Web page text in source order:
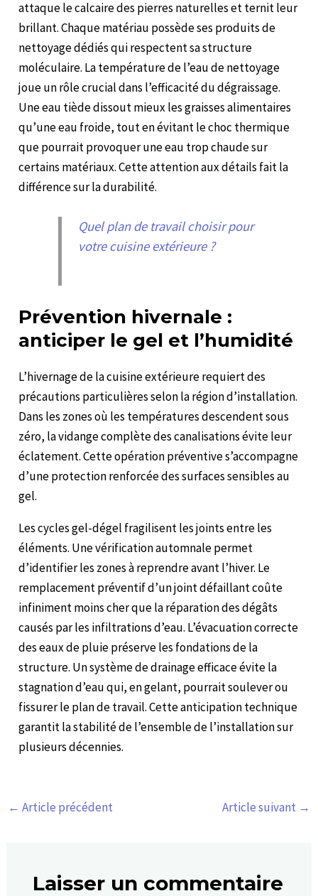
attaque le calcaire des pierres naturelles et ternit leur
brillant. Chaque matériau possède ses produits de
nettoyage dédiés qui respectent sa structure
moléculaire. La température de l’eau de nettoyage
joue un rôle crucial dans l’efficacité du dégraissage.
Une eau tiède dissout mieux les graisses alimentaires
qu’une eau froide, tout en évitant le choc thermique
que pourrait provoquer une eau trop chaude sur
certains matériaux. Cette attention aux détails fait la
différence sur la durabilité.
Quel plan de travail choisir pour
votre cuisine extérieure ?
Prévention hivernale :
anticiper le gel et l’humidité
L’hivernage de la cuisine extérieure requiert des
précautions particulières selon la région d’installation.
Dans les zones où les températures descendent sous
zéro, la vidange complète des canalisations évite leur
éclatement. Cette opération préventive s’accompagne
d’une protection renforcée des surfaces sensibles au
gel.
Les cycles gel-dégel fragilisent les joints entre les
éléments. Une vérification automnale permet
d’identifier les zones à reprendre avant l’hiver. Le
remplacement préventif d’un joint défaillant coûte
infiniment moins cher que la réparation des dégâts
causés par les infiltrations d’eau. L’évacuation correcte
des eaux de pluie préserve les fondations de la
structure. Un système de drainage efficace évite la
stagnation d’eau qui, en gelant, pourrait soulever ou
fissurer le plan de travail. Cette anticipation technique
garantit la stabilité de l’ensemble de l’installation sur
plusieurs décennies.
← Article précédent Article suivant →
Laisser un commentaire